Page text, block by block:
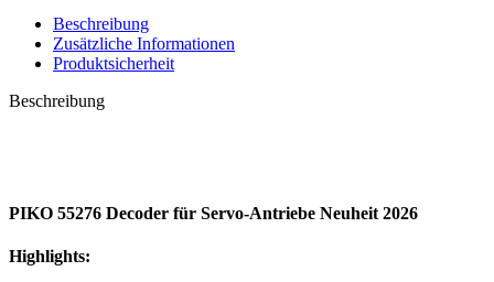
Beschreibung
Zusätzliche Informationen
Produktsicherheit
Beschreibung
PIKO 55276 Decoder für Servo-Antriebe Neuheit 2026
Highlights: